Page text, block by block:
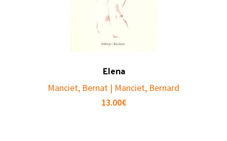
Elena
Manciet, Bernat | Manciet, Bernard
13.00€